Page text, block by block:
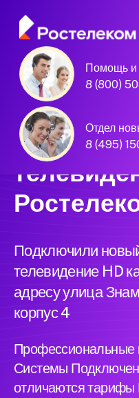
Помощь и
8 (800)
Отдел
8 (495)
Единая
нового
Подключили
телевидение HD
адресу улица
корпус 4
Профессиональные
Системы
отличаются